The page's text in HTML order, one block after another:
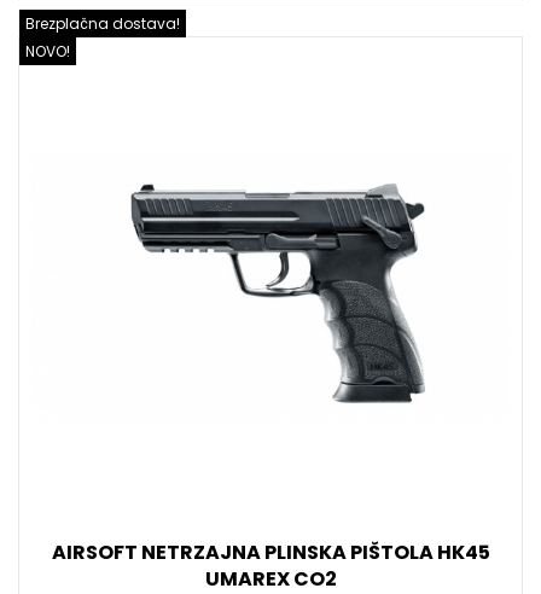
NOVO!
Brezplačna dostava!
AIRSOFT NETRZAJNA PLINSKA PIŠTOLA HK45
UMAREX CO2